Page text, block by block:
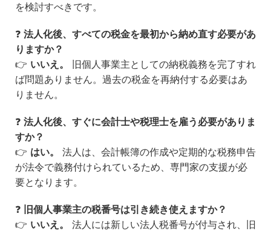
を検討すべきです。
❓ 法人化後、すべての税金を最初から納め直す必要があ
りますか？
👉 いいえ。
旧個人事業主としての納税義務を完了すれ
ば問題ありません。過去の税金を再納付する必要はあ
りません。
❓ 法人化後、すぐに会計士や税理士を雇う必要がありま
すか？
👉 はい。
法人は、会計帳簿の作成や定期的な税務申告
が法令で義務付けられているため、専門家の支援が必
要となります。
❓ 旧個人事業主の税番号は引き続き使えますか？
👉 いいえ。
法人には新しい法人税番号が付与され、旧